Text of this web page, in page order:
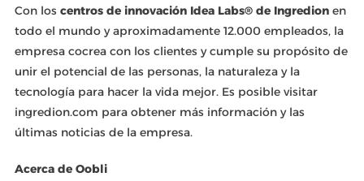
Con los centros de innovación Idea Labs® de Ingredionen
todo el mundo y aproximadamente 12.000 empleados, la
empresa cocrea con los clientes y cumple su propósito de
unir el potencial de las personas, la naturaleza y la
tecnología para hacer la vida mejor. Es posible visitar
ingredion.com para obtener más información y las
últimas noticias de la empresa.
Acerca de Oobli